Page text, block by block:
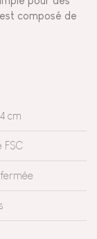
composé de
cm
FSC